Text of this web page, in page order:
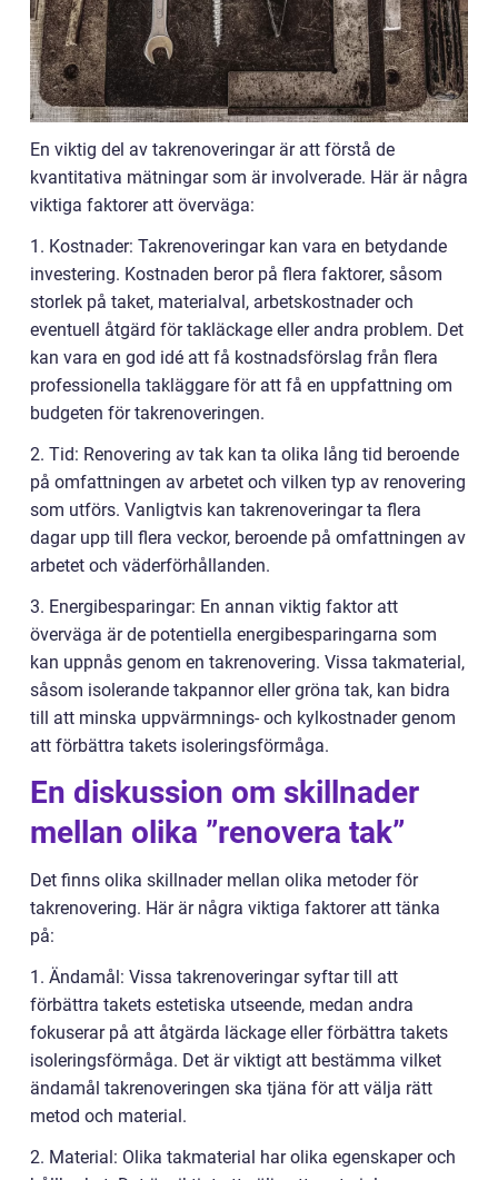
En viktig del av takrenoveringar är att förstå de
kvantitativa mätningar som är involverade. Här är några
viktiga faktorer att överväga:
1. Kostnader: Takrenoveringar kan vara en betydande
investering. Kostnaden beror på flera faktorer, såsom
storlek på taket, materialval, arbetskostnader och
eventuell åtgärd för takläckage eller andra problem. Det
kan vara en god idé att få kostnadsförslag från flera
professionella takläggare för att få en uppfattning om
budgeten för takrenoveringen.
2. Tid: Renovering av tak kan ta olika lång tid beroende
på omfattningen av arbetet och vilken typ av renovering
som utförs. Vanligtvis kan takrenoveringar ta flera
dagar upp till flera veckor, beroende på omfattningen av
arbetet och väderförhållanden.
3. Energibesparingar: En annan viktig faktor att
överväga är de potentiella energibesparingarna som
kan uppnås genom en takrenovering. Vissa takmaterial,
såsom isolerande takpannor eller gröna tak, kan bidra
till att minska uppvärmnings- och kylkostnader genom
att förbättra takets isoleringsförmåga.
En diskussion om skillnader
mellan olika ”renovera tak”
Det finns olika skillnader mellan olika metoder för
takrenovering. Här är några viktiga faktorer att tänka
på:
1. Ändamål: Vissa takrenoveringar syftar till att
förbättra takets estetiska utseende, medan andra
fokuserar på att åtgärda läckage eller förbättra takets
isoleringsförmåga. Det är viktigt att bestämma vilket
ändamål takrenoveringen ska tjäna för att välja rätt
metod och material.
2. Material: Olika takmaterial har olika egenskaper och